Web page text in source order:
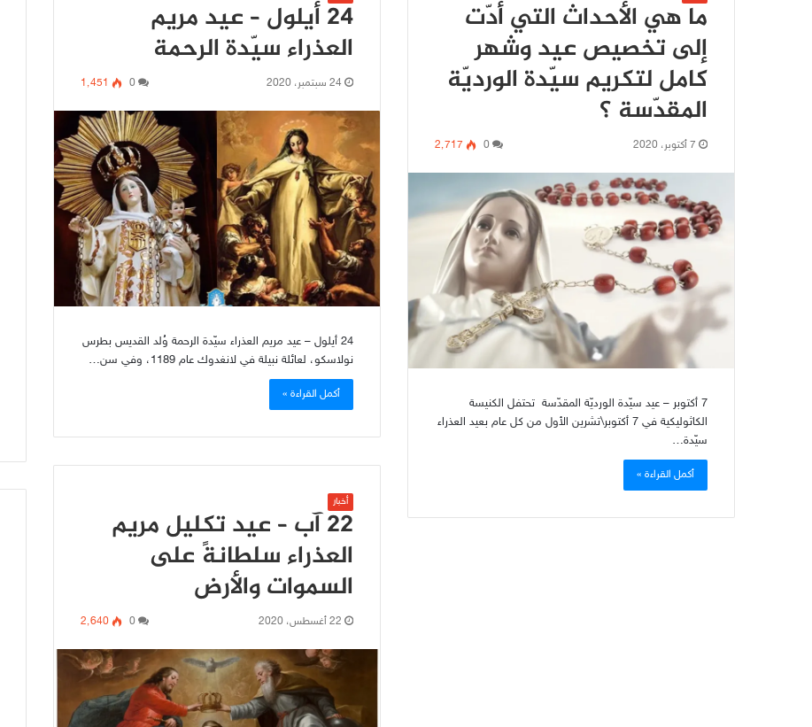
ما هي الأحداث التي أدّت
إلى تخصيص عيد وشهر
كامل لتكريم سيّدة الورديّة
المقدّسة ؟
7 أكتوبر، 2020 0 2٬717
7 أكتوبر – عيد سيّدة الورديّة المقدّسة تحتفل الكنيسة
الكاثوليكية في 7 أكتوبر\تشرين الأول من كل عام بعيد العذراء
سيّدة…
أكمل القراءة »
24 أيلول – عيد مريم
العذراء سيّدة الرحمة
24 سبتمبر، 2020 0 1٬451
24 أيلول – عيد مريم العذراء سيّدة الرحمة وُلد القديس بطرس
نولاسكو، لعائلة نبيلة في لانغدوك عام 1189، وفي سن…
أكمل القراءة »
أخبار
22 آب – عيد تكليل مريم
العذراء سلطانةً على
السموات والأرض
22 أغسطس، 2020 0 2٬640